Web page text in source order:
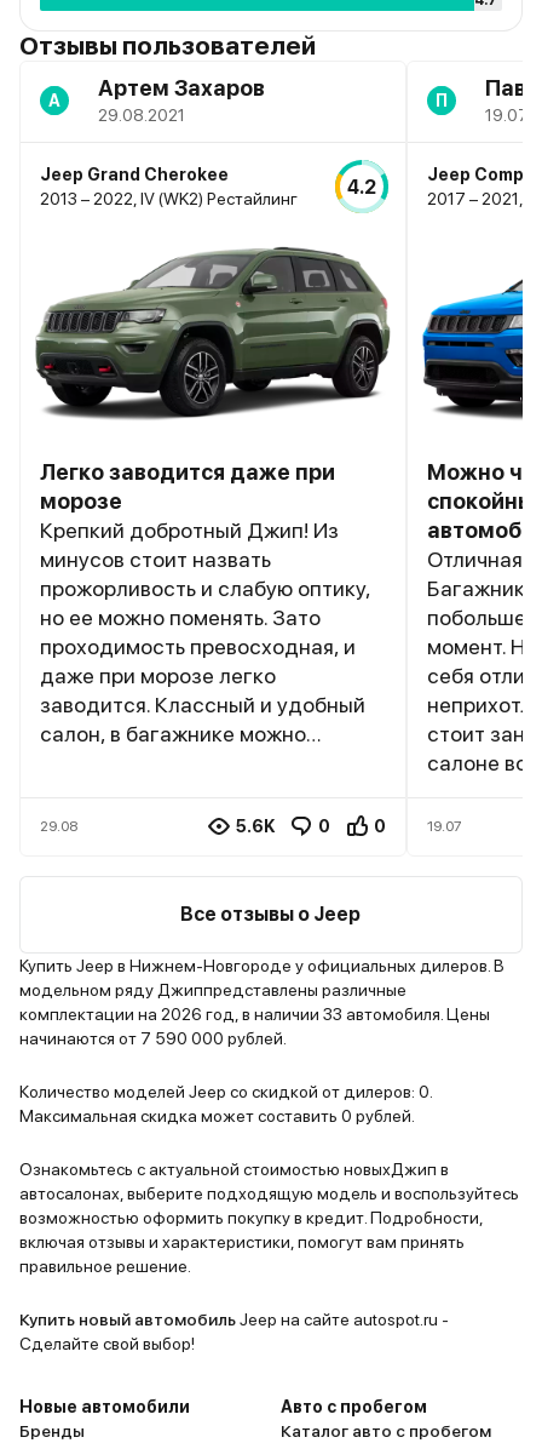
Отзывы пользователей
А Артем Захаров
29.08.2021
Jeep Grand Cherokee
2013 – 2022, IV (WK2) Рестайлинг
4.2
Легко заводится даже при
морозе
Крепкий добротный Джип! Из
минусов стоит назвать
прожорливость и слабую оптику,
но ее можно поменять. Зато
проходимость превосходная, и
даже при морозе легко
заводится. Классный и удобный
салон, в багажнике можно
29.08 5.6K 0 0
П
Jeep
2017 – 2021, II
Можно
Отличная
Багажник
побольше,
момент.
себя
стоит
салоне
19.07
Все отзывы о Jeep
Купить Jeep в Нижнем-Новгороде у официальных дилеров. В
модельном ряду Джиппредставлены различные
комплектации на 2026 год, в наличии 33 автомобиля. Цены
начинаются от 7 590 000 рублей.
Количество моделей Jeep со скидкой от дилеров: 0.
Максимальная скидка может составить 0 рублей.
Ознакомьтесь с актуальной стоимостью новыхДжип в
автосалонах, выберите подходящую модель и воспользуйтесь
возможностью оформить покупку в кредит. Подробности,
включая отзывы и характеристики, помогут вам принять
правильное решение.
Купить новый автомобильJeep на сайте autospot.ru -
Сделайте свой выбор!
Новые автомобили
Бренды
Авто с пробегом
Каталог авто с пробегом